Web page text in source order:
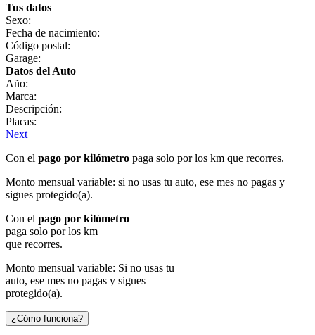
Tus datos
Sexo:
Fecha de nacimiento:
Código postal:
Garage:
Datos del Auto
Año:
Marca:
Descripción:
Placas:
Next
Con el pago por kilómetro paga solo por los km que recorres.
Monto mensual variable: si no usas tu auto, ese mes no pagas y
sigues protegido(a).
Con el pago por kilómetro
paga solo por los km
que recorres.
Monto mensual variable: Si no usas tu
auto, ese mes no pagas y sigues
protegido(a).
¿Cómo funciona?